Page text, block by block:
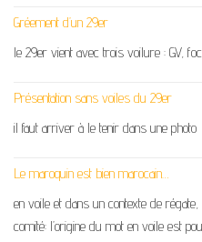
Gréement d’un 29er
le 29er vient avec trois voilure : GV,
Présentation sans voiles du 29er
il faut arriver à le tenir dans une photo
Le maroquin est bien marocain…
en voile et dans un contexte de
comité: l’origine du mot en voile est